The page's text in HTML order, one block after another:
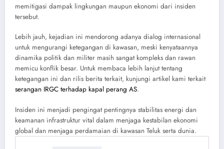
memitigasi dampak lingkungan maupun ekonomi dari insiden
tersebut.
Lebih jauh, kejadian ini mendorong adanya dialog internasional
untuk mengurangi ketegangan di kawasan, meski kenyataannya
dinamika politik dan militer masih sangat kompleks dan rawan
memicu konflik besar. Untuk membaca lebih lanjut tentang
ketegangan ini dan rilis berita terkait, kunjungi artikel kami terkait
serangan IRGC terhadap kapal perang AS.
Insiden ini menjadi pengingat pentingnya stabilitas energi dan
keamanan infrastruktur vital dalam menjaga kestabilan ekonomi
global dan menjaga perdamaian di kawasan Teluk serta dunia.